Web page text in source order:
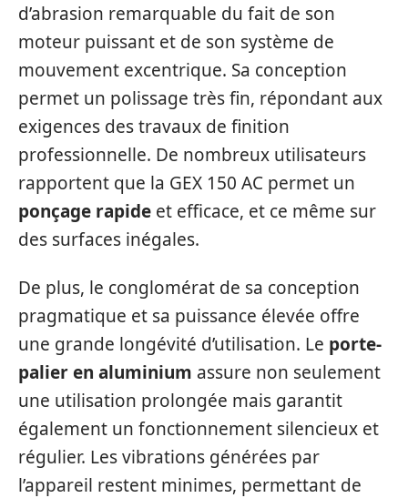
d’abrasion remarquable du fait de son
moteur puissant et de son système de
mouvement excentrique. Sa conception
permet un polissage très fin, répondant aux
exigences des travaux de finition
professionnelle. De nombreux utilisateurs
rapportent que la GEX 150 AC permet un
ponçage rapide et efficace, et ce même sur
des surfaces inégales.
De plus, le conglomérat de sa conception
pragmatique et sa puissance élevée offre
une grande longévité d’utilisation. Le porte-
palier en aluminium assure non seulement
une utilisation prolongée mais garantit
également un fonctionnement silencieux et
régulier. Les vibrations générées par
l’appareil restent minimes, permettant de